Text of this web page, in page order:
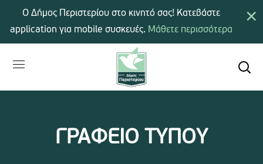
ΓΡΑΦΕΙΟ ΤΥΠΟΥ
×
Ο Δήμος Περιστερίου στο κινητό σας! Κατεβάστε
application για mobile συσκευές. Μάθετε περισσότερα